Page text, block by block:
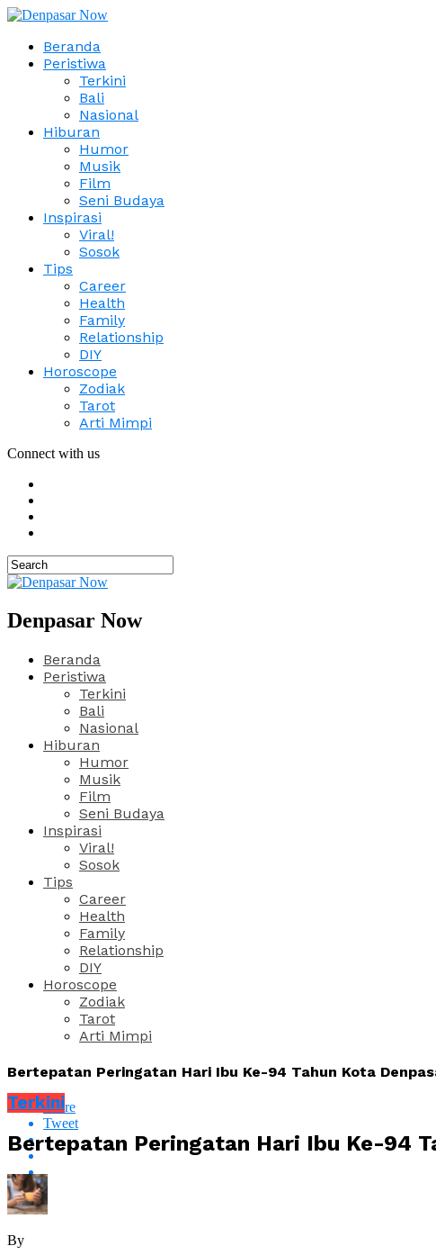
Beranda
Peristiwa
Terkini
Bali
Nasional
Hiburan
Humor
Musik
Film
Seni Budaya
Inspirasi
Viral!
Sosok
Tips
Career
Health
Family
Relationship
DIY
Horoscope
Zodiak
Tarot
Arti Mimpi
Connect with us
Denpasar Now
Beranda
Peristiwa
Terkini
Bali
Nasional
Hiburan
Humor
Musik
Film
Seni Budaya
Inspirasi
Viral!
Sosok
Tips
Career
Health
Family
Relationship
DIY
Horoscope
Zodiak
Tarot
Arti Mimpi
Bertepatan Peringatan Hari Ibu Ke-94 Tahun Kota
Share
Tweet
Terkini
Bertepatan Peringatan Hari Ibu Ke-94
By